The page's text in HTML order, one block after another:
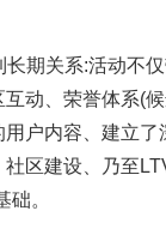
长期关系:活动不
动、荣誉体系(
户内容、建立了
区建设、乃至
。